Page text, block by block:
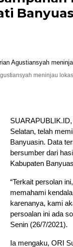
meninjau
Selatan, telah
Banyuasin. Data
bersumber dari
Kabupaten
“Terkait persolan
memahami
karenanya, kami
persoalan ini ada
Senin (26/7/2021).
Ia mengaku, ORI